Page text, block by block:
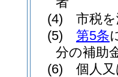
(4)
市税
(5)
第5条
分の補助
(6)
個人